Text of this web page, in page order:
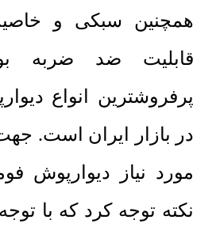
همچنین سبکی و
قابلیت ضد ضربه
پرفروشترین انواع
در بازار ایران است.
مورد نیاز دیوارپوش
نکته توجه کرد که با